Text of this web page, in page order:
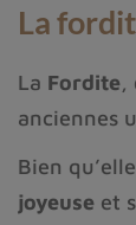
La
La Fordite,
anciennes
Bien
joyeuse et